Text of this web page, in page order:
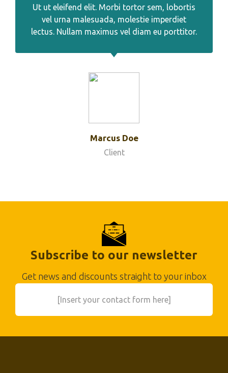
Ut ut eleifend elit. Morbi tortor sem, lobortis
vel urna malesuada, molestie imperdiet
lectus. Nullam maximus vel diam eu porttitor.
Marcus Doe
Client
Subscribe to our newsletter
Get news and discounts straight to your inbox
[Insert your contact form here]